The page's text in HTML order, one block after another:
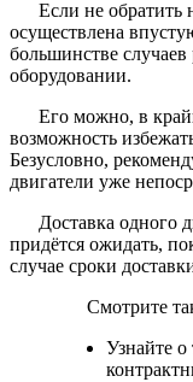
Если не обратить
осуществлена
большинстве случаев
оборудовании.
Его можно, в
возможность
Безусловно,
двигатели уже
Доставка одного
придётся ожидать,
случае сроки
Смотрите
Узнайте о